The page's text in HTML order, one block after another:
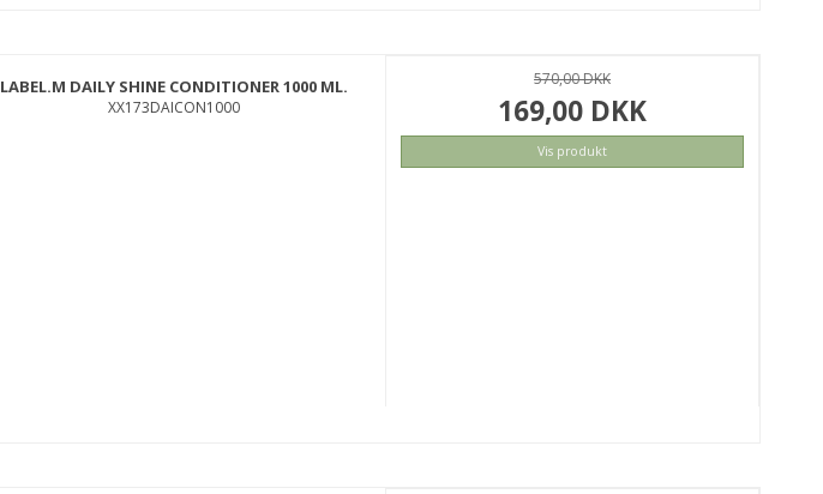
LABEL.M DAILY SHINE CONDITIONER 1000 ML.
XX173DAICON1000
570,00 DKK
169,00 DKK
Vis produkt